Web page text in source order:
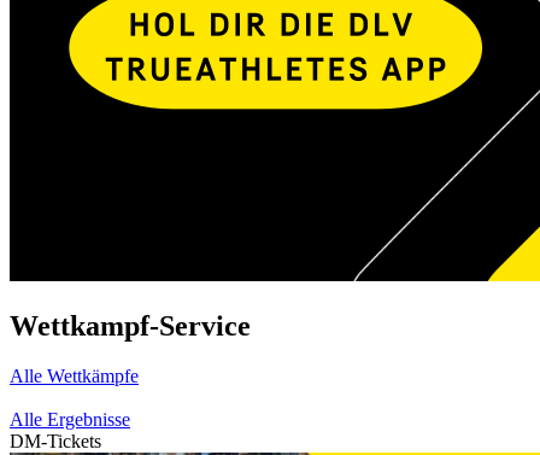
Wettkampf-Service
Alle Wettkämpfe
Alle Ergebnisse
DM-Tickets